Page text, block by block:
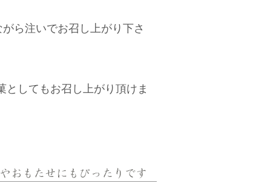
ら注いでお召し上がり下さ
してもお召し上がり頂けま